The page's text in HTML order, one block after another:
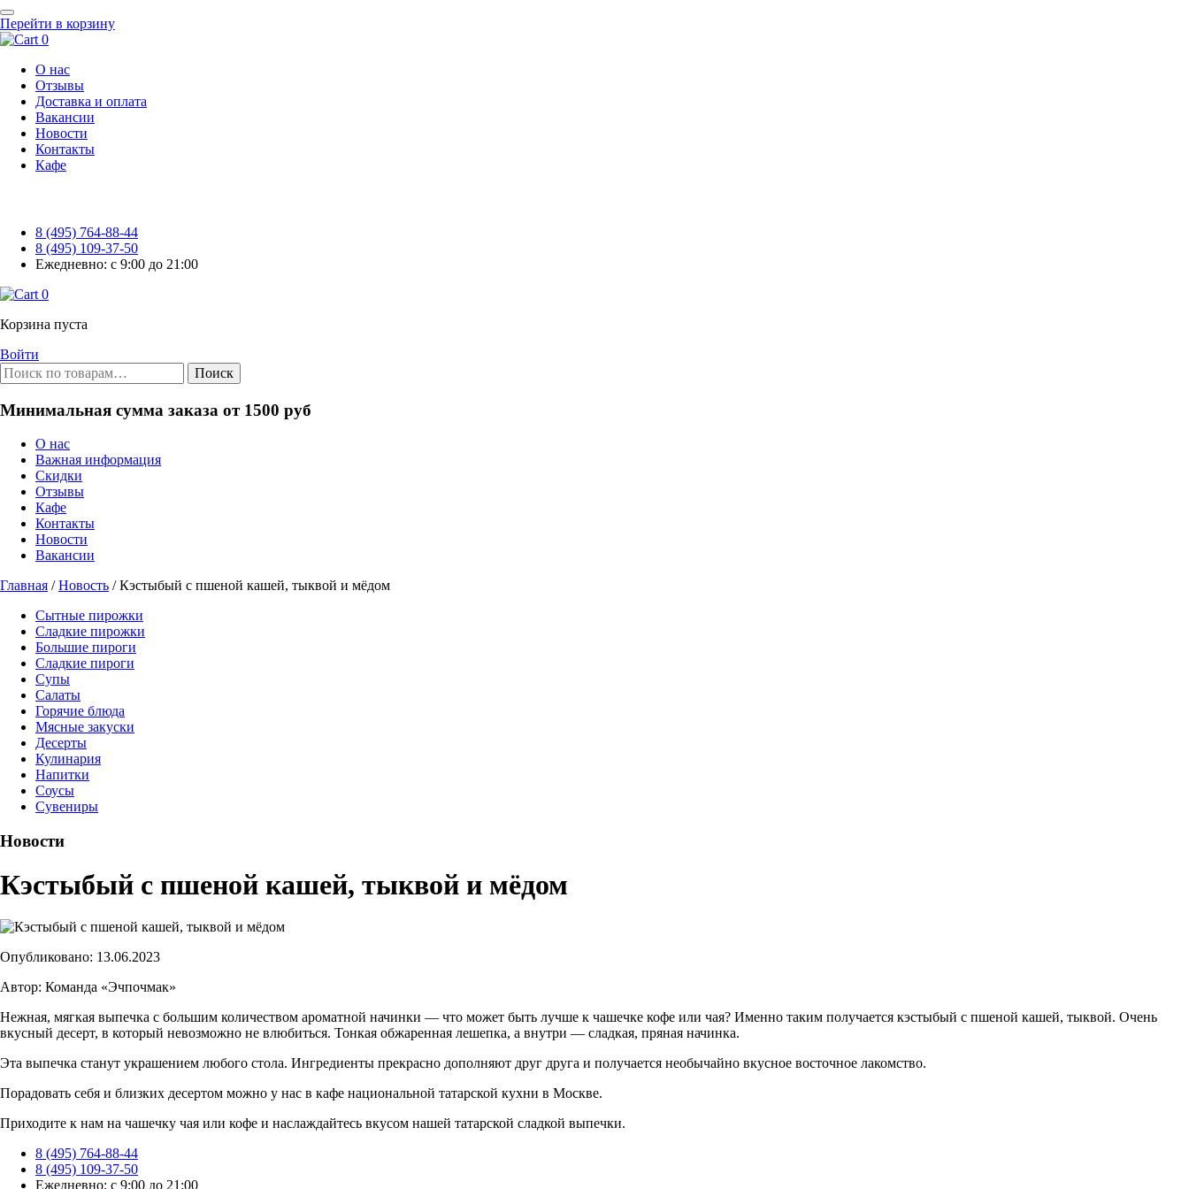
Перейти в корзину
0
О нас
Отзывы
Доставка и оплата
Вакансии
Новости
Контакты
Кафе
8 (495) 764-88-44
8 (495) 109-37-50
Ежедневно: с 9:00 до 21:00
0
Корзина пуста
Войти
Поиск
Минимальная сумма заказа от 1500 руб
О нас
Важная информация
Скидки
Отзывы
Кафе
Контакты
Новости
Вакансии
Главная /Новость / Кэстыбый с пшеной кашей, тыквой и мёдом
Сытные пирожки
Сладкие пирожки
Большие пироги
Сладкие пироги
Супы
Салаты
Горячие блюда
Мясные закуски
Десерты
Кулинария
Напитки
Соусы
Сувениры
Новости
Кэстыбый с пшеной кашей, тыквой и мёдом
Опубликовано: 13.06.2023
Автор: Команда «Эчпочмак»
Нежная, мягкая выпечка с большим количеством ароматной начинки — что может быть лучше к чашечке кофе или чая? Именно таким получается кэстыбый с пшеной кашей, тыквой. Очень
вкусный десерт, в который невозможно не влюбиться. Тонкая обжаренная лешепка, а внутри — сладкая, пряная начинка.
Эта выпечка станут украшением любого стола. Ингредиенты прекрасно дополняют друг друга и получается необычайно вкусное восточное лакомство.
Порадовать себя и близких десертом можно у нас в кафе национальной татарской кухни в Москве.
Приходите к нам на чашечку чая или кофе и наслаждайтесь вкусом нашей татарской сладкой выпечки.
8 (495) 764-88-44
8 (495) 109-37-50
Ежедневно: с 9:00 до 21:00